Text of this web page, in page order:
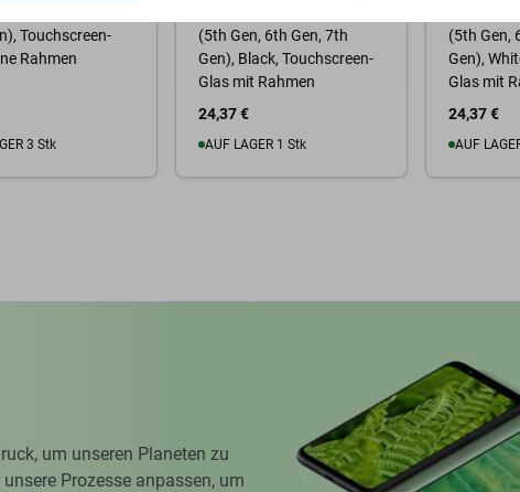
Touchscreen-
Rahmen
3 Stk
(5th Gen, 6th Gen, 7th
Gen), Black, Touchscreen-
Glas mit Rahmen
24,37 €
AUF LAGER 1 Stk
LCD-
(5th Gen,
Gen),
Glas mit
24,37 €
AUF
um unseren Planeten zu
Prozesse anpassen, um